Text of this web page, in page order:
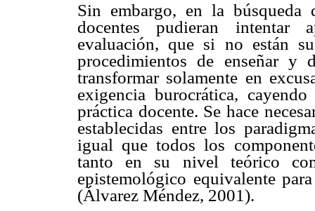
Sin embargo, en la
docentes pudieran intentar
evaluación, que si no están
procedimientos de enseñar y
transformar solamente en
exigencia burocrática,
práctica docente. Se hace
establecidas entre los
igual que todos los
tanto en su nivel teórico
epistemológico equivalente
(Álvarez Méndez, 2001).